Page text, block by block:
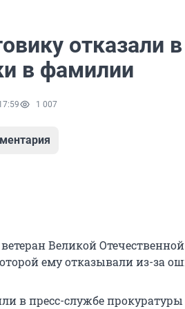
отказали
в фамилии
1 007
Великой
ему отказывали из-за
в пресс-службе прокуратуры